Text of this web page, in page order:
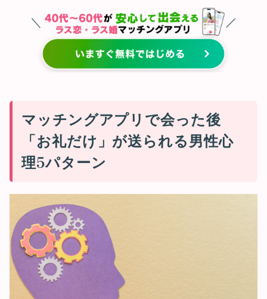
マッチングアプリで会った後
「お礼だけ」が送られる男性心
理5パターン